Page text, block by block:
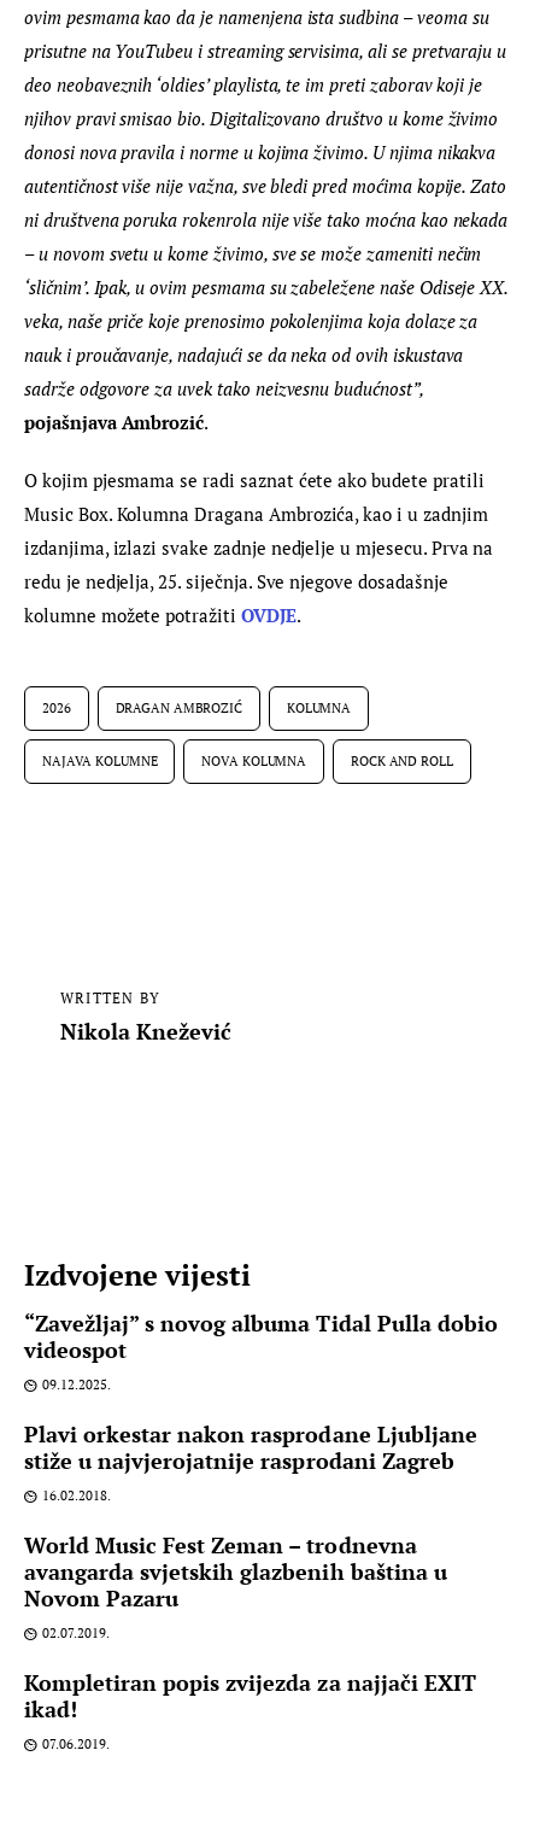
ovim pesmama kao da je namenjena ista sudbina – veoma su
prisutne na YouTubeu i streaming servisima, ali se pretvaraju u
deo neobaveznih ‘oldies’ playlista, te im preti zaborav koji je
njihov pravi smisao bio. Digitalizovano društvo u kome živimo
donosi nova pravila i norme u kojima živimo. U njima nikakva
autentičnost više nije važna, sve bledi pred moćima kopije. Zato
ni društvena poruka rokenrola nije više tako moćna kao nekada
– u novom svetu u kome živimo, sve se može zameniti nečim
‘sličnim’. Ipak, u ovim pesmama su zabeležene naše Odiseje XX.
veka, naše priče koje prenosimo pokolenjima koja dolaze za
nauk i proučavanje, nadajući se da neka od ovih iskustava
sadrže odgovore za uvek tako neizvesnu budućnost”,
pojašnjava Ambrozić.
O kojim pjesmama se radi saznat ćete ako budete pratili
Music Box. Kolumna Dragana Ambrozića, kao i u zadnjim
izdanjima, izlazi svake zadnje nedjelje u mjesecu. Prva na
redu je nedjelja, 25. siječnja. Sve njegove dosadašnje
kolumne možete potražiti OVDJE.
2026 DRAGAN AMBROZIĆ KOLUMNA
NAJAVA KOLUMNE NOVA KOLUMNA ROCK AND ROLL
WRITTEN BY
Nikola Knežević
Izdvojene vijesti
“Zavežljaj” s novog albuma Tidal Pulla dobio
videospot
09.12.2025.
Plavi orkestar nakon rasprodane Ljubljane
stiže u najvjerojatnije rasprodani Zagreb
16.02.2018.
World Music Fest Zeman – trodnevna
avangarda svjetskih glazbenih baština u
Novom Pazaru
02.07.2019.
Kompletiran popis zvijezda za najjači EXIT
ikad!
07.06.2019.